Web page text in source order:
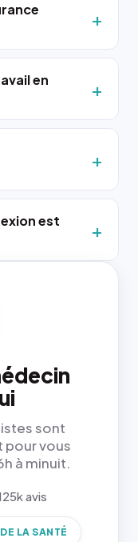
en
est
sont
pour vous
à minuit.
avis
LA SANTÉ